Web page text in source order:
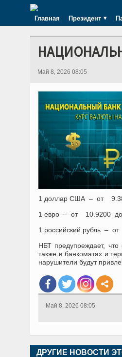
Главная Президент
Май 8, 2026 08:05
1 доллар США – от
1 евро – от 10.9200 до
1 российский рубль –
НБТ предупреждает,
также в банкоматах и
нарушители будут
Май 8, 2026 08:05
ДРУГИЕ НОВОСТИ